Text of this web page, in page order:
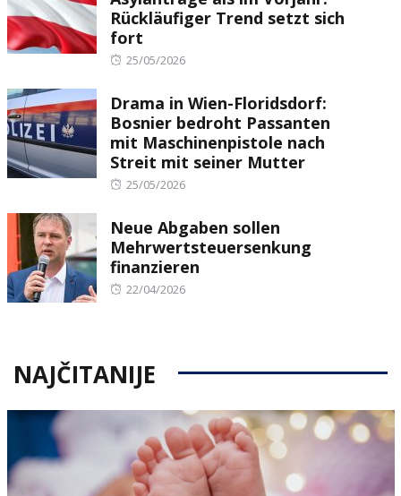
Rückläufiger Trend setzt sich
fort
Posted
25/05/2026
Drama in Wien-Floridsdorf:
Bosnier bedroht Passanten
mit Maschinenpistole nach
Streit mit seiner Mutter
Posted
25/05/2026
Neue Abgaben sollen
Mehrwertsteuersenkung
finanzieren
Posted
22/04/2026
NAJČITANIJE